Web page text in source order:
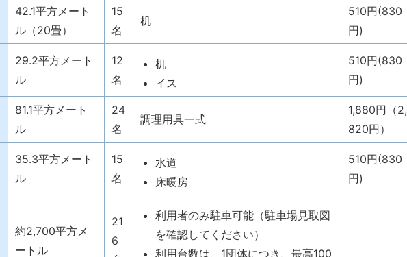
42.1平方メート
ル（20畳）
15
名
机
510円(830
円)
29.2平方メート
ル
12
名
机
イス
510円(830
円)
81.1平方メート
ル
24
名
調理用具一式
1,880円（2,
820円）
35.3平方メート
ル
15
名
水道
床暖房
510円(830
円)
約2,700平方メ
ートル
21
6
利用者のみ駐車可能（駐車場見取図
を確認してください）
利用台数は、1団体につき、最高100